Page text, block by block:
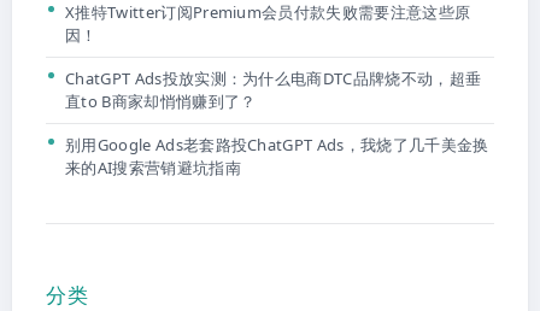
X推特Twitter订阅Premium会员付款失败需要注意这些原
因！
ChatGPT Ads投放实测：为什么电商DTC品牌烧不动，超垂
直to B商家却悄悄赚到了？
别用Google Ads老套路投ChatGPT Ads，我烧了几千美金换
来的AI搜索营销避坑指南
分类